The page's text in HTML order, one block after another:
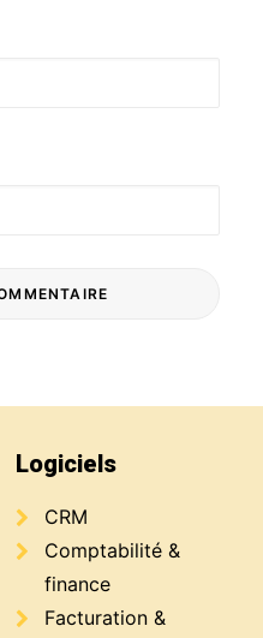
Logiciels
CRM
Comptabilité &
finance
Facturation &